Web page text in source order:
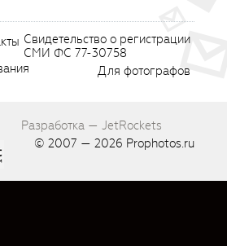
Свидетельство о регистрации
СМИ ФС 77-30758
Для фотографов
Разработка — JetRockets
© 2007 — 2026 Prophotos.ru